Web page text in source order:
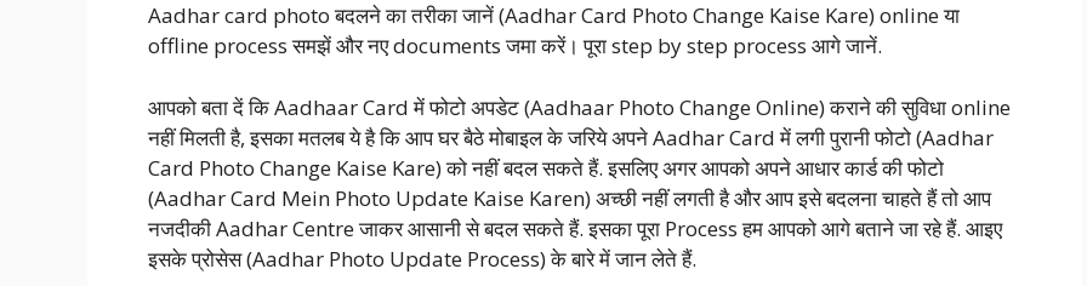
Aadhar card photo बदलने का तरीका जानें (Aadhar Card Photo Change Kaise Kare) online या
offline process समझें और नए documents जमा करें। पूरा step by step process आगे जानें.
आपको बता दें कि Aadhaar Card में फोटो अपडेट (Aadhaar Photo Change Online) कराने की सुविधा online
नहीं मिलती है, इसका मतलब ये है कि आप घर बैठे मोबाइल के जरिये अपने Aadhar Card में लगी पुरानी फोटो (Aadhar
Card Photo Change Kaise Kare) को नहीं बदल सकते हैं. इसलिए अगर आपको अपने आधार कार्ड की फोटो
(Aadhar Card Mein Photo Update Kaise Karen) अच्छी नहीं लगती है और आप इसे बदलना चाहते हैं तो आप
नजदीकी Aadhar Centre जाकर आसानी से बदल सकते हैं. इसका पूरा Process हम आपको आगे बताने जा रहे हैं. आइए
इसके प्रोसेस (Aadhar Photo Update Process) के बारे में जान लेते हैं.